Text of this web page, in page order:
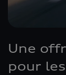
Une
pour